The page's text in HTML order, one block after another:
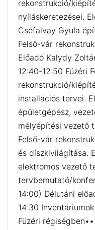
rekonstrukció/
nyíláskeretezései.
Cséfalvay Gyula
Felső-vár
Előadó Kalydy
12:40-12:50 Füzéri
rekonstrukció/
installációs tervei.
épületgépész,
mélyépítési vezető
Felső-vár
és díszkivilágítása.
elektromos vezető
tervbemutató/
14:00) Délutáni
14:30
Füzéri